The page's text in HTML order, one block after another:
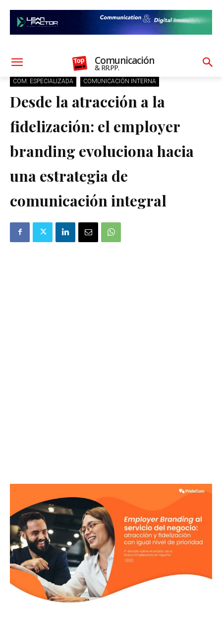
Comunicación
& RR.PP.
COM. ESPECIALIZADA COMUNICACIÓN INTERNA
Desde la atracción a la
fidelización: el employer
branding evoluciona hacia
una estrategia de
comunicación integral